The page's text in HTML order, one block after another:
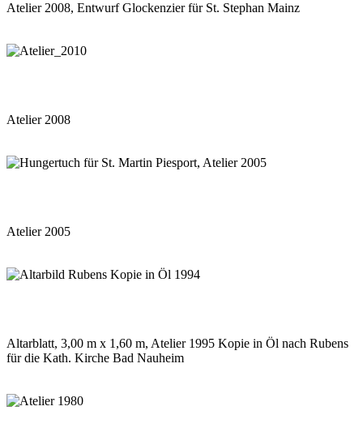
Atelier 2008, Entwurf Glockenzier für St. Stephan Mainz
Atelier 2008
Atelier 2005
Altarblatt, 3,00 m x 1,60 m, Atelier 1995 Kopie in Öl nach Rubens
für die Kath. Kirche Bad Nauheim